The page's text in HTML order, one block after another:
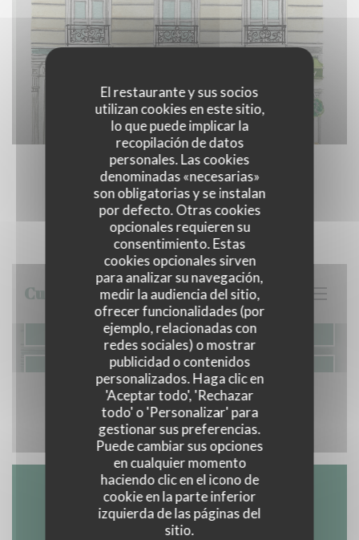
El restaurante y sus socios
utilizan cookies en este sitio,
lo que puede implicar la
recopilación de datos
personales. Las cookies
denominadas «necesarias»
son obligatorias y se instalan
por defecto. Otras cookies
opcionales requieren su
consentimiento. Estas
cookies opcionales sirven
para analizar su navegación,
medir la audiencia del sitio,
ofrecer funcionalidades (por
ejemplo, relacionadas con
redes sociales) o mostrar
publicidad o contenidos
personalizados. Haga clic en
'Aceptar todo', 'Rechazar
todo' o 'Personalizar' para
gestionar sus preferencias.
Puede cambiar sus opciones
en cualquier momento
haciendo clic en el icono de
cookie en la parte inferior
izquierda de las páginas del
sitio.
Cucina eat
TOUR VIRTUAL
Mapa y Contacto